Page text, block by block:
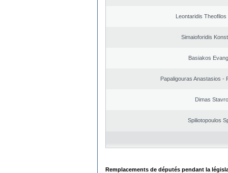
Leontaridis
Simaioforidis
Basiakos
Papaligouras Anastasios -
Dimas
Spiliotopoulos
Remplacements de députés pendant la